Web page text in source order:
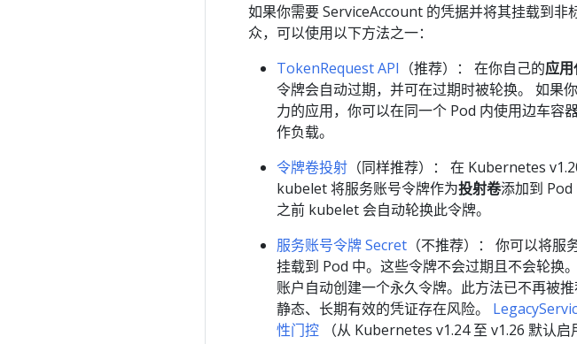
如果你需要 ServiceAccount 的凭据并将其挂载到非
众，可以使用以下方法之一：
TokenRequest API （推荐）： 在你自己的应
令牌会自动过期，并可在过期时被轮换。 如果
力的应用，你可以在同一个 Pod 内使用边车容
作负载。
令牌卷投射 （同样推荐）： 在 Kubernetes
kubelet 将服务账号令牌作为投射卷添加到 Pod
之前 kubelet 会自动轮换此令牌。
服务账号令牌 Secret （不推荐）： 你可以将
挂载到 Pod 中。这些令牌不会过期且不会轮换
账户自动创建一个永久令牌。此方法已不再被
静态、长期有效的凭证存在风险。
性门控 （从 Kubernetes v1.24 至 v1.26 默认